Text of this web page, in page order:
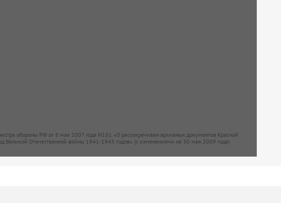
обороны РФ от 8 мая 2007 года N181 «О рассекречиван архивных документов Красной
Великой Отечественной войны 1941-1945 годов» (с изменениями на 30 мая 2009 года)